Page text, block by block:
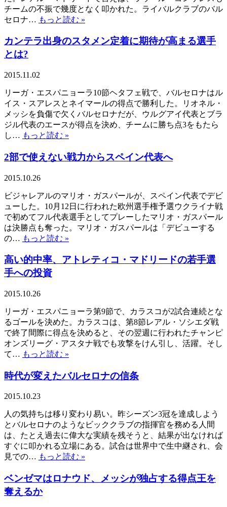
チームの不振で幾度となく叩かれた。ライバルクラブのバル
セロナ… もっと読む »
カンテラ出身のスタメン定着に期待が高まる選手
とは?
2015.11.02
リーガ・エスパニョーラ10節ヘタフェ戦で、バルセロナはル
イス・スアレスとネイマールの得点で勝利した。リオネル・
メッシを負傷で欠くバルセロナだが、ウルグアイ代表とブラ
ジル代表のエースが得点を決め、チームに勝ち点3をもたら
し… もっと読む »
2部で使えない戦力からスペイン代表へ
2015.10.26
ビジャレアルのマリオ・ガスパールが、スペイン代表でデビ
ューした。10月12日に行われた欧州選手権予選ウクライナ戦
で初めてフル代表選手としてプレーしたマリオ・ガスパール
は決勝点も奪った。マリオ・ガスパールは「デビューする
の… もっと読む »
高い的中率、アトレティコ・マドリードの若手選
手への投資
2015.10.26
リーガ・エスパニョーラ第9節で、カラスコが2試合連続とな
るゴールを決めた。カラスコは、第8節レアル・ソシエダ戦
で終了間際に得点を決めると、その翌週に行われたチャンピ
オンズリーグ・アスタナ戦でも攻撃をけん引し、活躍。そし
て… もっと読む »
時代が変えたバルセロナの信条
2015.10.23
人の気持ちは移り変わり易い。昨シーズン3冠を達成しよう
とバルセロナのようなビッククラブの指揮官を務める人間
は、たとえ過去に偉大な実績を残そうと、結果が出なければ
すぐに叩かれる立場にある。試合は世界中で生中継され、会
見での… もっと読む »
ベンゼマはロナウド、メッシが独占する得点王を
奪えるか